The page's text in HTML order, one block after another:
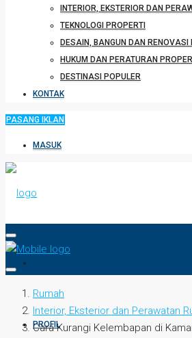
INTERIOR, EKSTERIOR DAN
TEKNOLOGI PROPERTI
DESAIN, BANGUN DAN RENOVASI
HUKUM DAN PERATURAN
DESTINASI POPULER
KONTAK
PASANG IKLAN
MASUK
PROFIL
Rumah
Interior, Eksterior dan Perawatan
Cara Kurangi Kelembapan di